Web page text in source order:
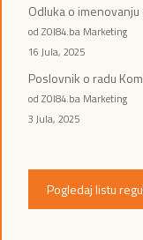
Odluka o
od ZOI84.ba Marketing
16 Jula, 2025
Poslovnik o radu
od ZOI84.ba Marketing
3 Jula, 2025
Pogledaj listu